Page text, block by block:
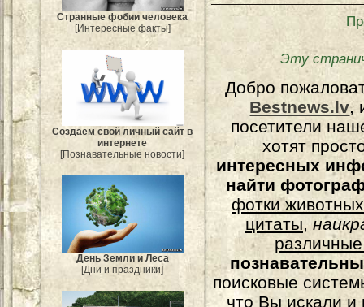
Странные фобии человека
[Интересные факты]
Создаём свой личный сайт в
интернете
[Познавательные новости]
День Земли и Леса
[Дни и праздники]
Эту
Добро
Bestnews.lv,
посетители
хотят
интересных
найти
фотки животных
цитаты,
поисковые
что Вы искали и